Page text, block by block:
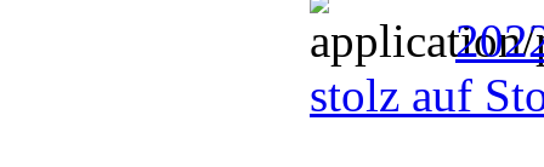
stolz auf